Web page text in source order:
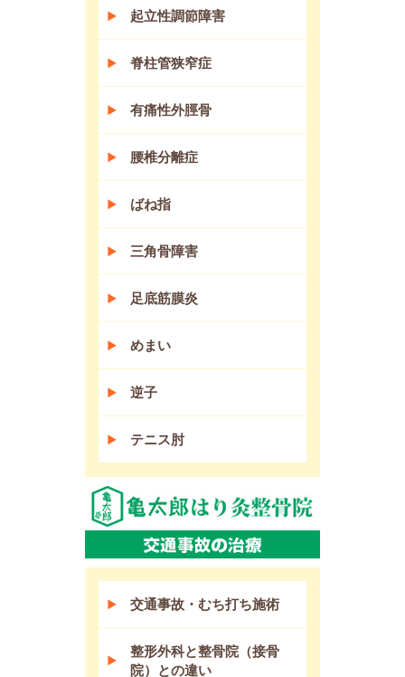
起立性調節障害
脊柱管狭窄症
有痛性外脛骨
腰椎分離症
ばね指
三角骨障害
足底筋膜炎
めまい
逆子
テニス肘
交通事故・むち打ち施術
整形外科と整骨院（接骨
院）との違い